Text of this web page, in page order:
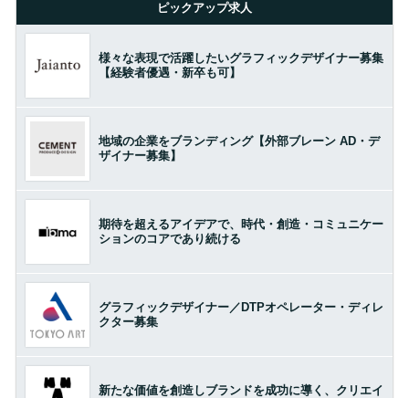
ピックアップ求人
様々な表現で活躍したいグラフィックデザイナー募集
【経験者優遇・新卒も可】
地域の企業をブランディング【外部ブレーン AD・デ
ザイナー募集】
期待を超えるアイデアで、時代・創造・コミュニケー
ションのコアであり続ける
グラフィックデザイナー／DTPオペレーター・ディレ
クター募集
新たな価値を創造しブランドを成功に導く、クリエイ